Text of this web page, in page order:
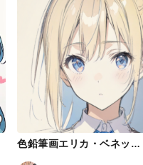
色鉛筆画エリカ・ベネットちゃん